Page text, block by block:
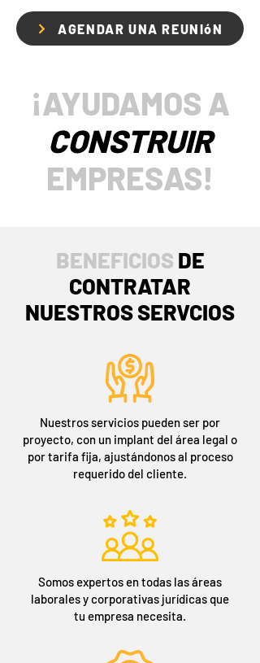
AGENDAR UNA REUNIóN
¡AYUDAMOS A
CONSTRUIR
EMPRESAS!
BENEFICIOS DE
CONTRATAR
NUESTROS SERVCIOS
Nuestros servicios pueden ser por
proyecto, con un implant del área legal o
por tarifa fija, ajustándonos al proceso
requerido del cliente.
Somos expertos en todas las áreas
laborales y corporativas jurídicas que
tu empresa necesita.